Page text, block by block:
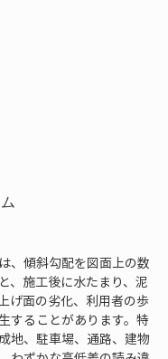
、傾斜勾配を図面上の数
、施工後に水たまり、泥
げ面の劣化、利用者の歩
することがあります。特
地、駐車場、通路、建物